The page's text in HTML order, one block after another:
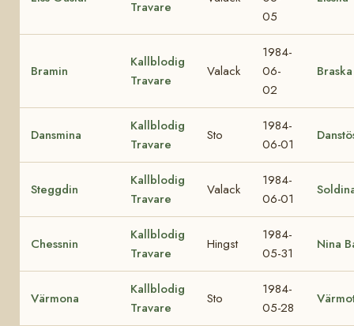
Travare
05
Bramin
Kallblodig
Travare
Valack
1984-
06-
02
Braska
Dansmina
Kallblodig
Travare
Sto
1984-
06-01
Steggdin
Kallblodig
Travare
Valack
1984-
06-01
Chessnin
Kallblodig
Travare
Hingst
1984-
05-31
Nina
Värmona
Kallblodig
Travare
Sto
1984-
05-28